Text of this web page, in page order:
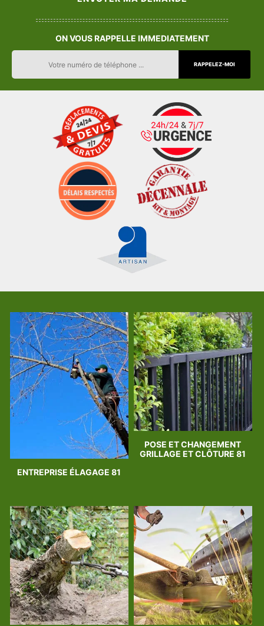
ON VOUS RAPPELLE IMMEDIATEMENT
ENTREPRISE ÉLAGAGE 81
POSE ET CHANGEMENT
GRILLAGE ET CLÔTURE 81